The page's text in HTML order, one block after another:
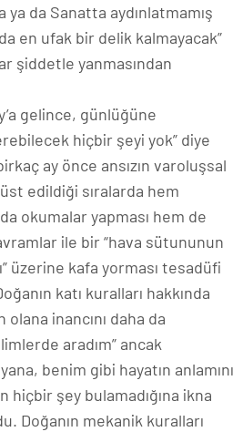
ya da Sanatta aydınlatmamış
en ufak bir delik kalmayacak”
şiddetle yanmasından
gelince, günlüğüne
hiçbir şeyi yok” diye
ay önce ansızın varoluşsal
edildiği sıralarda hem
okumalar yapması hem de
ile bir “hava sütununun
üzerine kafa yorması tesadüfi
katı kuralları hakkında
olana inancını daha da
aradım” ancak
benim gibi hayatın anlamını
hiçbir şey bulamadığına ikna
Doğanın mekanik kuralları